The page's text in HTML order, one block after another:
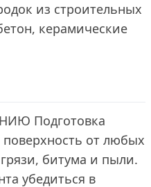
из строительных
керамические
Подготовка
от любых
битума и пыли.
убедиться в